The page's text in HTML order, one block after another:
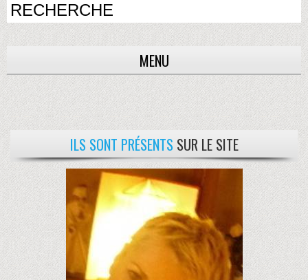
MENU
ILS SONT PRÉSENTS SUR LE SITE